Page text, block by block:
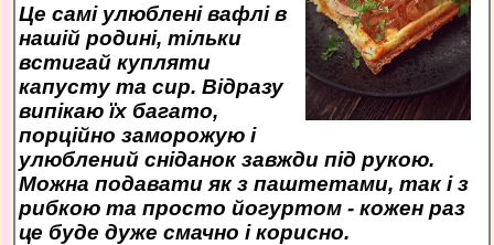
Це самі улюблені вафлі в
нашій родині, тільки
встигай купляти
капусту та сир. Відразу
випікаю їх багато,
порційно заморожую і
улюблений сніданок завжди під рукою.
Можна подавати як з паштетами, так і з
рибкою та просто йогуртом - кожен раз
це буде дуже смачно і корисно.